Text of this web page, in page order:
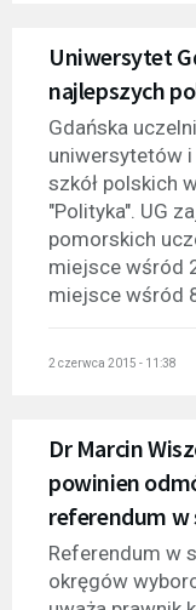
Uniwersytet
najlepszych
Gdańska
uniwersytetów
szkół polskich
"Polityka". UG
pomorskich
miejsce wśród
miejsce wśród
2 czerwca 2015 - 11:38
Dr Marcin
powinien
referendum w
Referendum w
okręgów